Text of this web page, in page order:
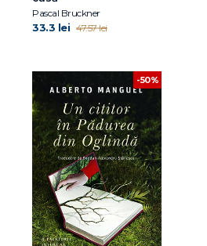
Pascal Bruckner
33.3 lei 47.57 lei
-50%